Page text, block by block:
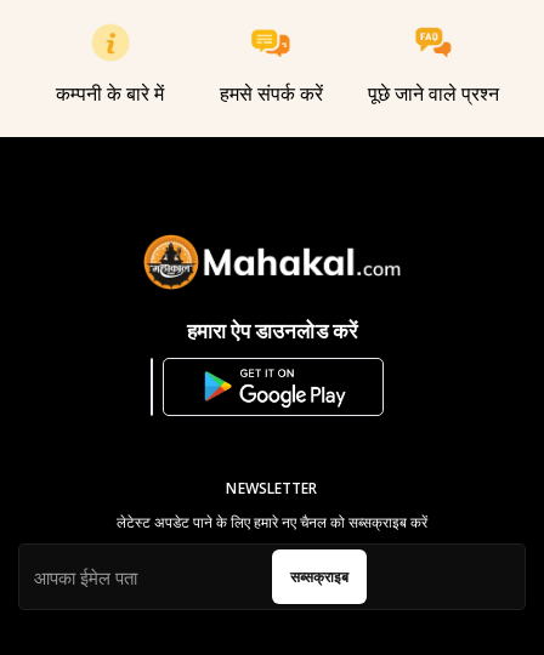
कम्पनी के बारे में हमसे संपर्क करें पूछे जाने वाले प्रश्न
हमारा ऐप डाउनलोड करें
NEWSLETTER
लेटेस्ट अपडेट पाने के लिए हमारे नए चैनल को सब्सक्राइब करें
सब्सक्राइब